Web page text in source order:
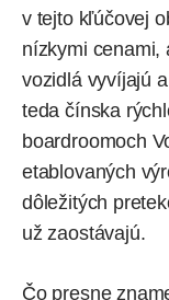
v tejto kľúčovej
nízkymi cenami,
vozidlá vyvíjajú
teda čínska
boardroomoch
etablovaných
dôležitých
už zaostávajú.
Čo presne